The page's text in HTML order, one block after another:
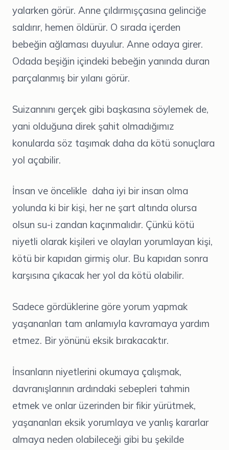
yalarken görür. Anne çıldırmışçasına gelinciğe
saldırır, hemen öldürür. O sırada içerden
bebeğin ağlaması duyulur. Anne odaya girer.
Odada beşiğin içindeki bebeğin yanında duran
parçalanmış bir yılanı görür.
Suizannını gerçek gibi başkasına söylemek de,
yani olduğuna direk şahit olmadığımız
konularda söz taşımak daha da kötü sonuçlara
yol açabilir.
İnsan ve öncelikle daha iyi bir insan olma
yolunda ki bir kişi, her ne şart altında olursa
olsun su-i zandan kaçınmalıdır. Çünkü kötü
niyetli olarak kişileri ve olayları yorumlayan kişi,
kötü bir kapıdan girmiş olur. Bu kapıdan sonra
karşısına çıkacak her yol da kötü olabilir.
Sadece gördüklerine göre yorum yapmak
yaşananları tam anlamıyla kavramaya yardım
etmez. Bir yönünü eksik bırakacaktır.
İnsanların niyetlerini okumaya çalışmak,
davranışlarının ardındaki sebepleri tahmin
etmek ve onlar üzerinden bir fikir yürütmek,
yaşananları eksik yorumlaya ve yanlış kararlar
almaya neden olabileceği gibi bu şekilde